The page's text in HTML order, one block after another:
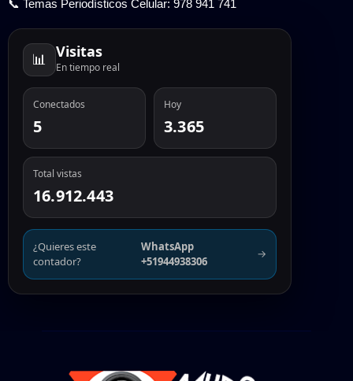
📞 Temas Periodísticos Celular: 978 941 741
📊 Visitas
En tiempo real
Conectados
5
Hoy
3.365
Total vistas
16.912.443
¿Quieres este
contador?
WhatsApp
+51944938306
→